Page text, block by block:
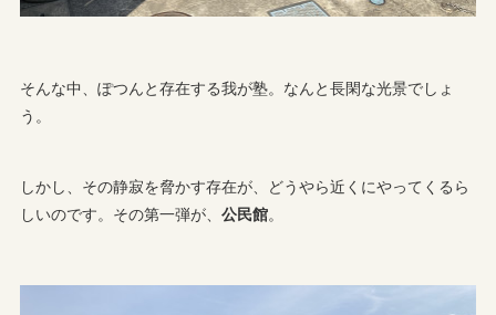
そんな中、ぽつんと存在する我が塾。なんと長閑な光景でしょ
う。
しかし、その静寂を脅かす存在が、どうやら近くにやってくるら
しいのです。その第一弾が、公民館。